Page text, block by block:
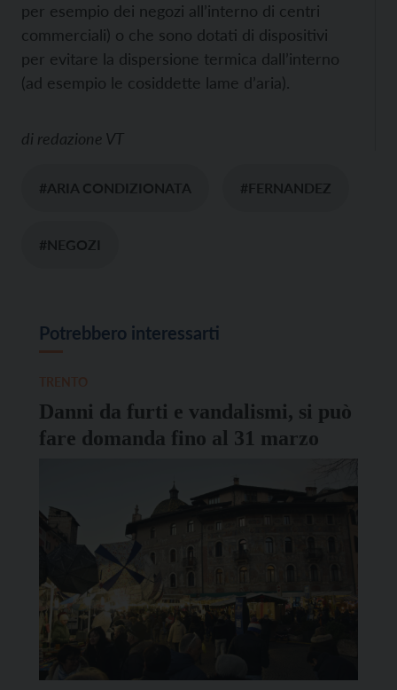
per esempio dei negozi all’interno di centri
commerciali) o che sono dotati di dispositivi
per evitare la dispersione termica dall’interno
(ad esempio le cosiddette lame d’aria).
di redazione VT
#ARIA CONDIZIONATA #FERNANDEZ
#NEGOZI
Potrebbero interessarti
Danni da furti e vandalismi, si può
fare domanda fino al 31 marzo